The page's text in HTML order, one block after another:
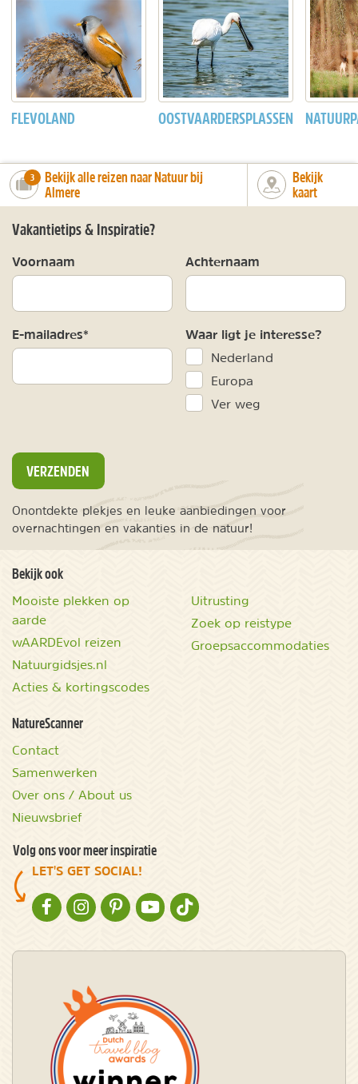
FLEVOLAND OOSTVAARDERSPLASSEN
number_of_trips:
3
Bekijk alle reizen naar Natuur bij
Almere
Bekijk
kaart
Vakantietips & Inspiratie?
Voornaam Achternaam
E-mailadres* Waar ligt je interesse?
Nederland
Europa
Ver weg
VERZENDEN
Onontdekte plekjes en leuke aanbiedingen voor
overnachtingen en vakanties in de natuur!
Bekijk ook
Mooiste plekken op
aarde
wAARDEvol reizen
Natuurgidsjes.nl
Acties & kortingscodes
Uitrusting
Zoek op reistype
Groepsaccommodaties
NatureScanner
Contact
Samenwerken
Over ons / About us
Nieuwsbrief
Volg ons voor meer inspiratie
LET'S GET SOCIAL!
NATURESCANNER OP FACEBOOK
NATURESCANNER OP INSTAGRAM
NATURESCANNER OP PINTEREST
NATURESCANNER OP YOUTUBE
NATURESCANNER OP TIKTOK